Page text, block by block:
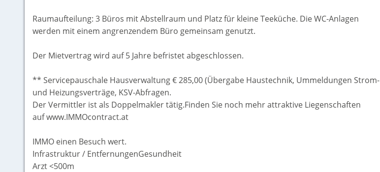
Raumaufteilung: 3 Büros mit Abstellraum und Platz für kleine Teeküche. Die WC-Anlagen
werden mit einem angrenzendem Büro gemeinsam genutzt.
Der Mietvertrag wird auf 5 Jahre befristet abgeschlossen.
** Servicepauschale Hausverwaltung € 285,00 (Übergabe Haustechnik, Ummeldungen Strom-
und Heizungsverträge, KSV-Abfragen.
Der Vermittler ist als Doppelmakler tätig.Finden Sie noch mehr attraktive Liegenschaften
auf www.IMMOcontract.at
IMMO einen Besuch wert.
Infrastruktur / EntfernungenGesundheit
Arzt <500m